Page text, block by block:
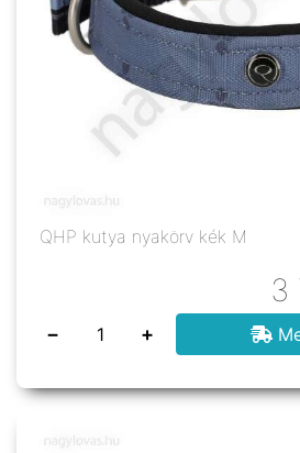
QHP kutya nyakörv kék M
3
− +